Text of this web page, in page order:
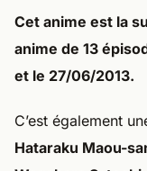
Cet anime est la
anime de 13
et le 27/06/2013.
C’est également
Hataraku Maou-